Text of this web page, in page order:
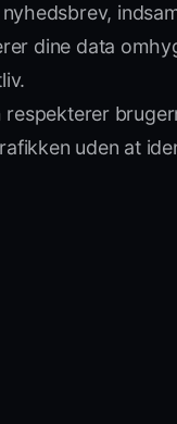
dine data
uden at